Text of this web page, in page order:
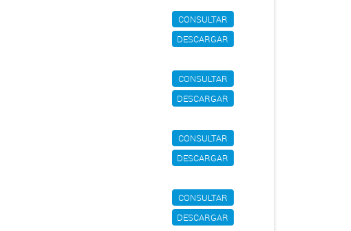
CONSULTAR
DESCARGAR
CONSULTAR
DESCARGAR
CONSULTAR
DESCARGAR
CONSULTAR
DESCARGAR